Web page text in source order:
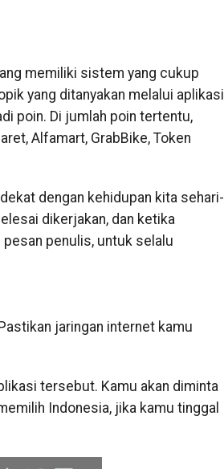
memiliki sistem yang cukup
yang ditanyakan melalui aplikasi
poin. Di jumlah poin tertentu,
Alfamart, GrabBike, Token
dengan kehidupan kita sehari-
dikerjakan, dan ketika
penulis, untuk selalu
Pastikan jaringan internet kamu
tersebut. Kamu akan diminta
Indonesia, jika kamu tinggal